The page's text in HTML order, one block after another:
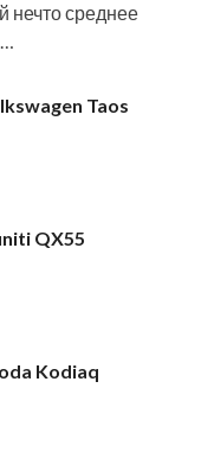
нечто среднее
Taos
QX55
Kodiaq